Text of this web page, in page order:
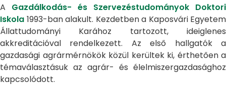
A Gazdálkodás- és Szervezéstudományok Doktori
Iskola 1993-ban alakult. Kezdetben a Kaposvári Egyetem
Állattudományi Karához tartozott, ideiglenes
akkreditációval rendelkezett. Az első hallgatók a
gazdasági agrármérnökök közül kerültek ki, érthetően a
témaválasztásuk az agrár- és élelmiszergazdasághoz
kapcsolódott.